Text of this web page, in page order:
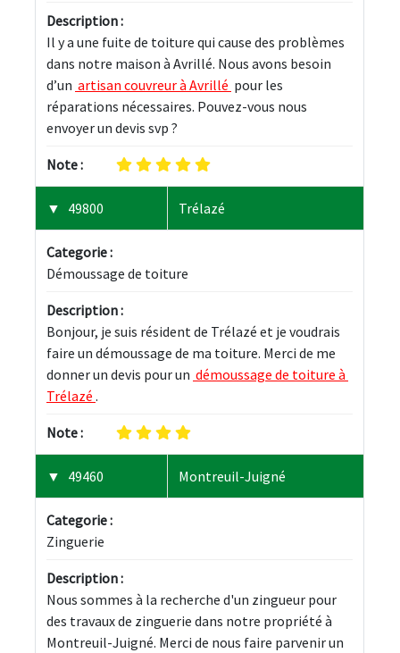
Description :
Il y a une fuite de toiture qui cause des problèmes
dans notre maison à Avrillé. Nous avons besoin
d’un artisan couvreur à Avrillé pour les
réparations nécessaires. Pouvez-vous nous
envoyer un devis svp ?
Note :
49800 Trélazé
Categorie :
Démoussage de toiture
Description :
Bonjour, je suis résident de Trélazé et je voudrais
faire un démoussage de ma toiture. Merci de me
donner un devis pour un démoussage de toiture à
Trélazé .
Note :
49460 Montreuil-Juigné
Categorie :
Zinguerie
Description :
Nous sommes à la recherche d'un zingueur pour
des travaux de zinguerie dans notre propriété à
Montreuil-Juigné. Merci de nous faire parvenir un